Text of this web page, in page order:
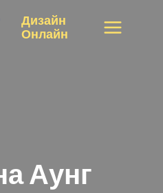
Дизайн
Онлайн
Аунг